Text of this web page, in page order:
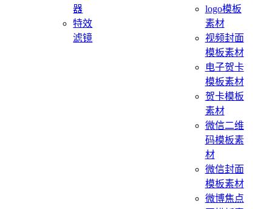
器
特效
滤镜
logo模板
素材
视频封面
模板素材
电子贺卡
模板素材
贺卡模板
素材
微信二维
码模板素
材
微信封面
模板素材
微博焦点